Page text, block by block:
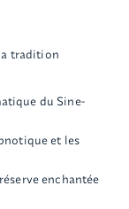
tradition
du Sine-
et les
enchantée